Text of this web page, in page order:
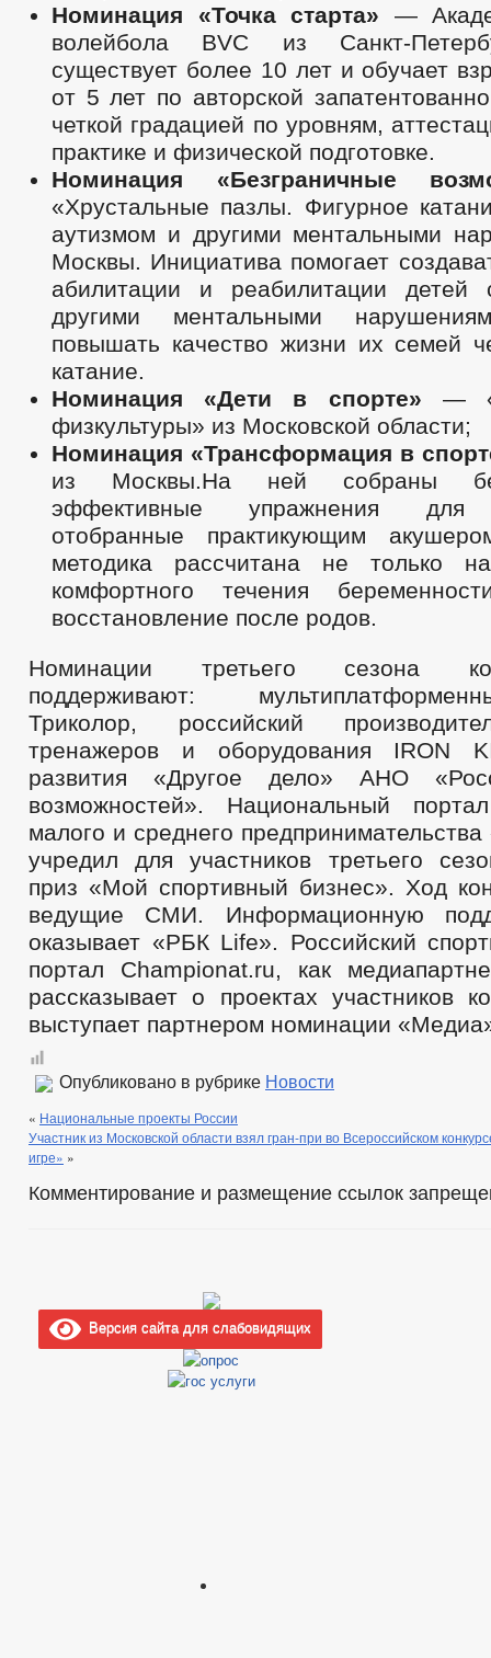
Номинация «Точка старта» —
волейбола BVC из Санкт-
существует более 10 лет и обучает
от 5 лет по авторской
четкой градацией по уровням,
практике и физической подготовке.
Номинация «Безграничные
«Хрустальные пазлы. Фигурное
аутизмом и другими ментальными
Москвы. Инициатива помогает
абилитации и реабилитации
другими ментальными
повышать качество жизни их семей
катание.
Номинация «Дети в спорте» —
физкультуры» из Московской области;
Номинация «Трансформация в
из Москвы.На ней собраны
эффективные упражнения для
отобранные практикующим
методика рассчитана не только
комфортного течения
восстановление после родов.
Номинации третьего сезона
поддерживают:
Триколор, российский
тренажеров и оборудования IRON
развития «Другое дело» АНО
возможностей». Национальный
малого и среднего
учредил для участников третьего
приз «Мой спортивный бизнес». Ход
ведущие СМИ. Информационную
оказывает «РБК Life». Российский
портал Championat.ru, как
рассказывает о проектах участников
выступает партнером номинации
Опубликовано в рубрике Новости
« Национальные проекты России
Участник из Московской области взял гран-при во Всероссийском
игре» »
Комментирование и размещение ссылок
Версия сайта для слабовидящих